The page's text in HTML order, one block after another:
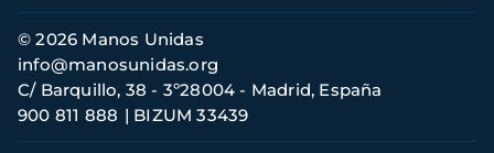
Información
de
contacto
© 2026 Manos Unidas
C/ Barquillo, 38 - 3º28004 - Madrid, España
900 811 888
BIZUM 33439
info@manosunidas.org